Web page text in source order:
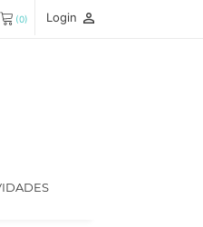
(0) Login person_outline